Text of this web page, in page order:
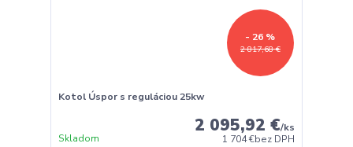
2 817,68 €
- 26 %
Kotol Úspor s reguláciou 25kw
2 095,92 €/ks
1 704 €bez DPH
Skladom